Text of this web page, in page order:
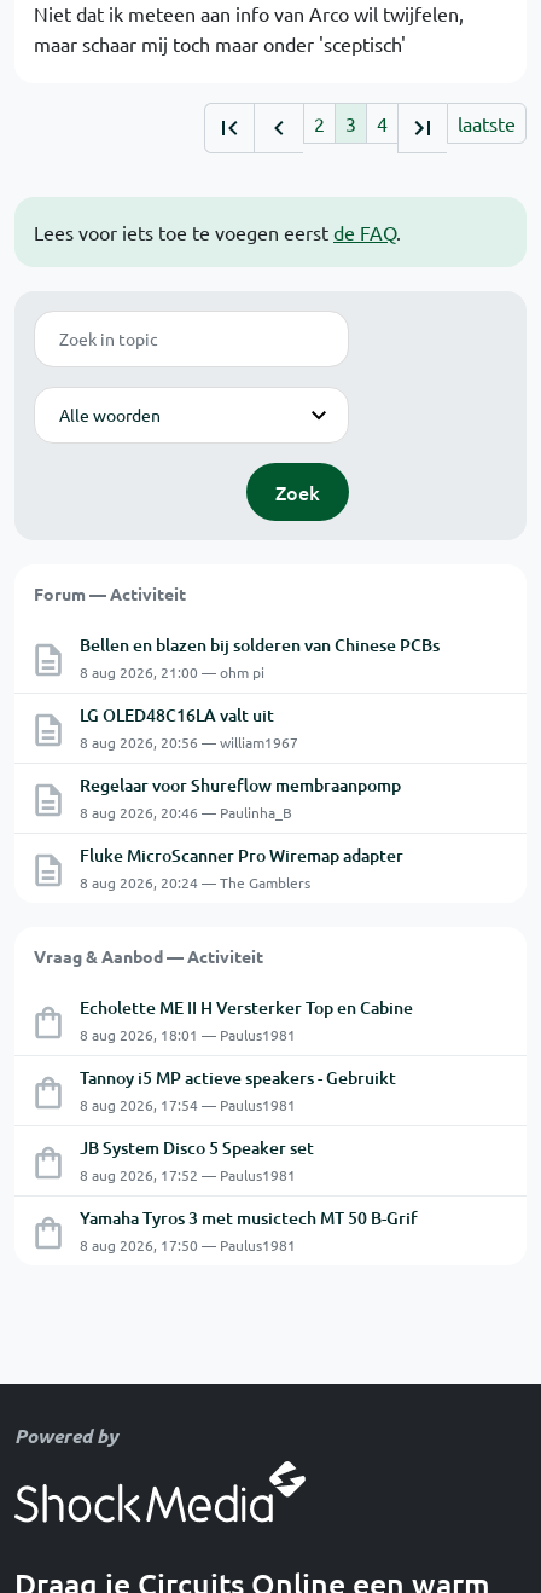
Lees voor iets toe te voegen eerst de FAQ.
Zoek
Modus
Zoek
Forum — Activiteit
Bellen en blazen bij solderen van Chinese PCBs
8 aug 2026, 21:00 — ohm pi
LG OLED48C16LA valt uit
8 aug 2026, 20:56 — william1967
Regelaar voor Shureflow membraanpomp
8 aug 2026, 20:46 — Paulinha_B
Fluke MicroScanner Pro Wiremap adapter
8 aug 2026, 20:24 — The Gamblers
Vraag & Aanbod — Activiteit
Echolette ME II H Versterker Top en Cabine
8 aug 2026, 18:01 — Paulus1981
Tannoy i5 MP actieve speakers - Gebruikt
8 aug 2026, 17:54 — Paulus1981
JB System Disco 5 Speaker set
8 aug 2026, 17:52 — Paulus1981
Yamaha Tyros 3 met musictech MT 50 B-Grif
8 aug 2026, 17:50 — Paulus1981
Niet dat ik meteen aan info van Arco wil twijfelen,
maar schaar mij toch maar onder 'sceptisch'
2 3 4 laatste
Powered by
Draag je Circuits Online een warm